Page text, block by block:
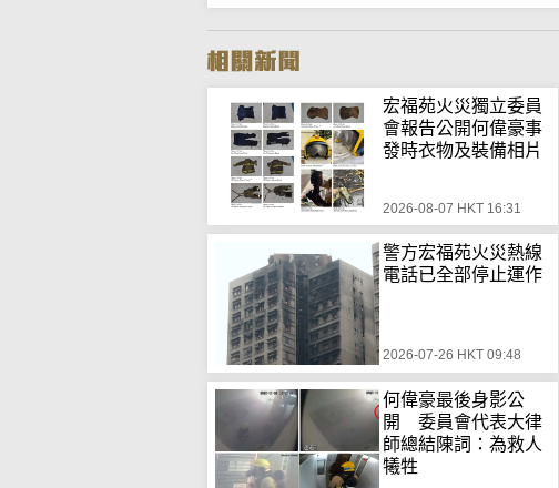
宏福苑火災獨立委員
會報告公開何偉豪事
發時衣物及裝備相片
2026-08-07 HKT 16:31
警方宏福苑火災熱線
電話已全部停止運作
2026-07-26 HKT 09:48
何偉豪最後身影公
開 委員會代表大律
師總結陳詞：為救人
犧牲